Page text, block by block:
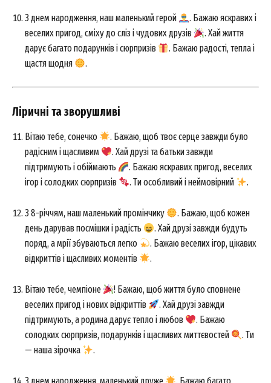
З днем народження, наш маленький герой
. Бажаю яскравих і
веселих пригод, сміху до сліз і чудових друзів
. Хай життя
дарує багато подарунків і сюрпризів
. Бажаю радості, тепла і
щастя щодня
.
Ліричні та зворушливі
Вітаю тебе, сонечко
. Бажаю, щоб твоє серце завжди було
радісним і щасливим
. Хай друзі та батьки завжди
підтримують і обіймають
. Бажаю яскравих пригод, веселих
ігор і солодких сюрпризів
. Ти особливий і неймовірний .
З 8-річчям, наш маленький промінчику
. Бажаю, щоб кожен
день дарував посмішки і радість
. Хай друзі завжди будуть
поряд, а мрії збуваються легко
. Бажаю веселих ігор, цікавих
відкриттів і щасливих моментів
.
Вітаю тебе, чемпіоне
! Бажаю, щоб життя було сповнене
веселих пригод і нових відкриттів
. Хай друзі завжди
підтримують, а родина дарує тепло і любов
. Бажаю
солодких сюрпризів, подарунків і щасливих миттєвостей
. Ти
— наша зірочка
.